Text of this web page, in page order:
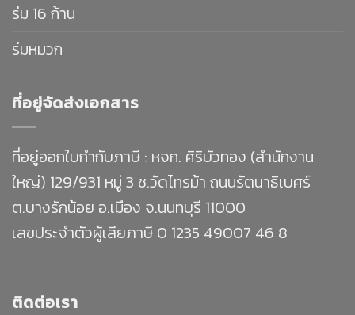
ร่ม 16 ก้าน
ร่มหมวก
ที่อยู่จัดส่งเอกสาร
ที่อยู่ออกใบกำกับภาษี : หจก. ศิริบัวทอง (สำนักงาน
ใหญ่) 129/931 หมู่ 3 ซ.วัดไทรม้า ถนนรัตนาธิเบศร์
ต.บางรักน้อย อ.เมือง จ.นนทบุรี 11000
เลขประจำตัวผู้เสียภาษี 0 1235 49007 46 8
ติดต่อเรา